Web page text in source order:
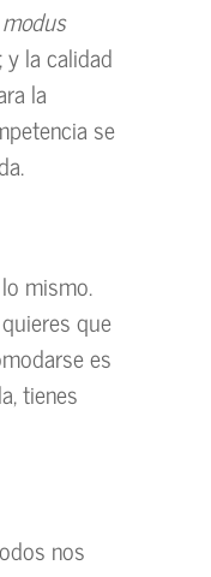
modus
la calidad
la
se
mismo.
que
es
tienes
nos